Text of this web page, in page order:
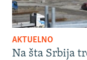
AKTUELNO
Na šta Srbija